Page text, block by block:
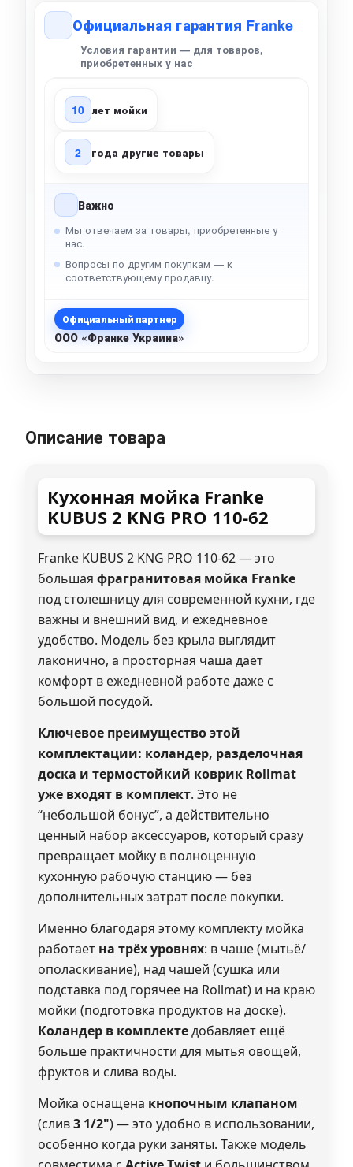
Официальная гарантия Franke
Условия гарантии — для товаров,
приобретенных у нас
10 лет мойки
2 года другие товары
Важно
Мы отвечаем за товары, приобретенные у
нас.
Вопросы по другим покупкам — к
соответствующему продавцу.
Официальный партнер
ООО «Франке Украина»
Описание товара
Кухонная мойка Franke
KUBUS 2 KNG PRO 110-62
Franke KUBUS 2 KNG PRO 110-62 — это
большая фрагранитовая мойка Franke
под столешницу для современной кухни, где
важны и внешний вид, и ежедневное
удобство. Модель без крыла выглядит
лаконично, а просторная чаша даёт
комфорт в ежедневной работе даже с
большой посудой.
Ключевое преимущество этой
комплектации: коландер, разделочная
доска и термостойкий коврик Rollmat
уже входят в комплект. Это не
“небольшой бонус”, а действительно
ценный набор аксессуаров, который сразу
превращает мойку в полноценную
кухонную рабочую станцию — без
дополнительных затрат после покупки.
Именно благодаря этому комплекту мойка
работает на трёх уровнях: в чаше (мытьё/
ополаскивание), над чашей (сушка или
подставка под горячее на Rollmat) и на краю
мойки (подготовка продуктов на доске).
Коландер в комплектедобавляет ещё
больше практичности для мытья овощей,
фруктов и слива воды.
Мойка оснащена кнопочным клапаном
(слив3 1/2") — это удобно в использовании,
особенно когда руки заняты. Также модель